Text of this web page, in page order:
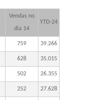
Vendas no
dia 14
YTD-24
759 39.266
628 35.015
502 26.355
252 27.628